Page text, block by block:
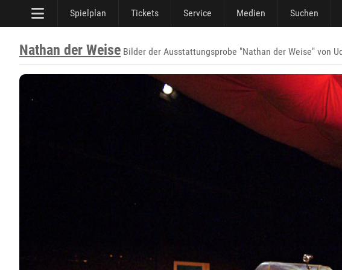
Spielplan Tickets Service Medien Suchen
Nathan der Weise Bilder der Ausstattungsprobe "Nathan der Weise" von